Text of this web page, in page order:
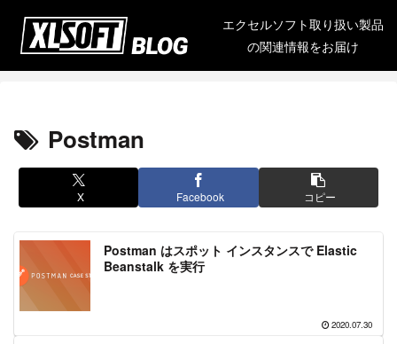
エクセルソフト取り扱い製品
の関連情報をお届け
Postman
X Facebook コピー
Postman はスポット インスタンスで Elastic
Beanstalk を実行
2020.07.30